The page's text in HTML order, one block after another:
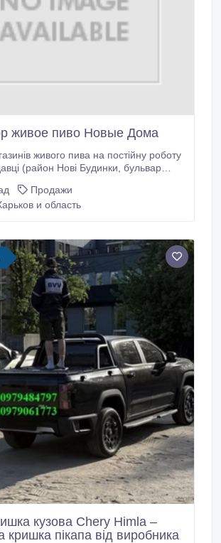
живое пиво Новые Дома
живого пива на постійну роботу
бульвар
комунікабельність. Телефонувати
18:00. 063-983-67-47.
Продажи
и область
кузова Chery Himla –
кришка пікапа від виробника